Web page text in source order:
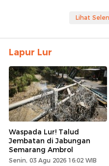
Lihat
Lapur Lur
Waspada Lur! Talud
Jembatan di Jabungan
Semarang Ambrol
Senin, 03 Agu 2026 16:02 WIB